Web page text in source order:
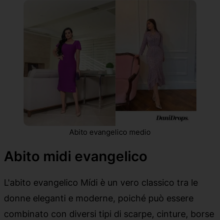
Abito evangelico medio
Abito midi evangelico
L'abito evangelico Mídi è un vero classico tra le
donne eleganti e moderne, poiché può essere
combinato con diversi tipi di scarpe, cinture, borse